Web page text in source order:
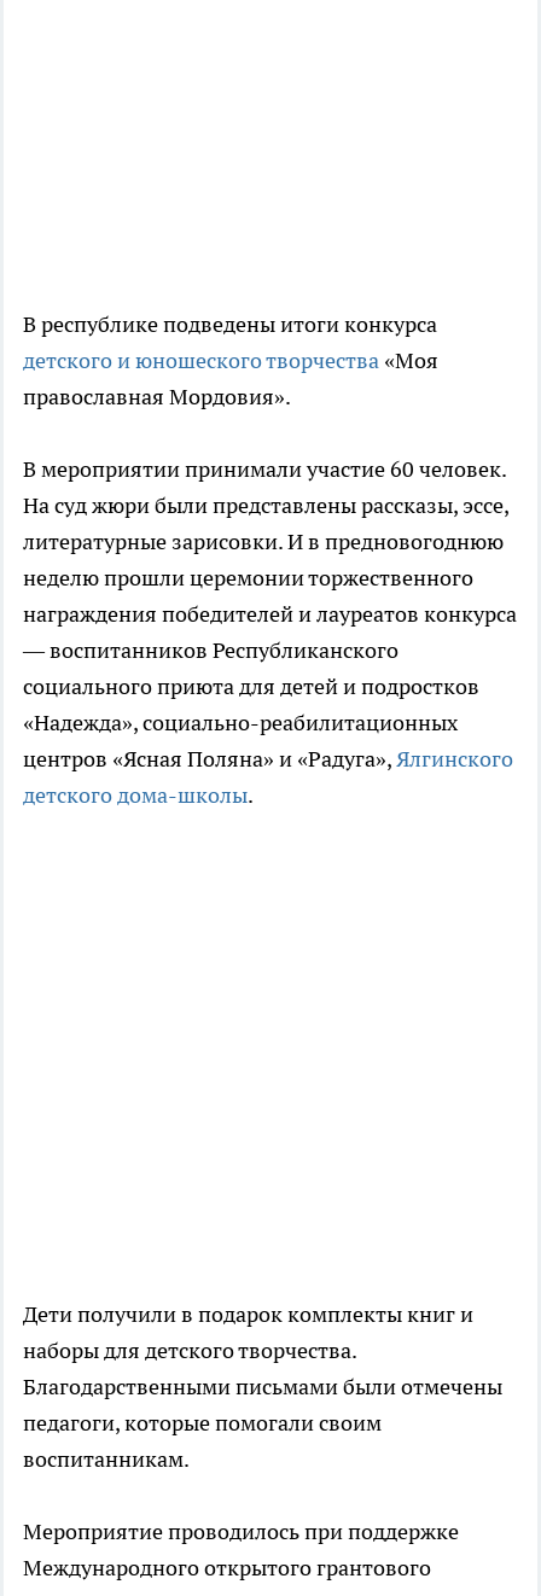
В республике подведены итоги конкурса
детского и юношеского творчества «Моя
православная Мордовия».
В мероприятии принимали участие 60 человек.
На суд жюри были представлены рассказы, эссе,
литературные зарисовки. И в предновогоднюю
неделю прошли церемонии торжественного
награждения победителей и лауреатов конкурса
— воспитанников Республиканского
социального приюта для детей и подростков
«Надежда», социально-реабилитационных
центров «Ясная Поляна» и «Радуга»,Ялгинского
детского дома-школы.
Дети получили в подарок комплекты книг и
наборы для детского творчества.
Благодарственными письмами были отмечены
педагоги, которые помогали своим
воспитанникам.
Мероприятие проводилось при поддержке
Международного открытого грантового